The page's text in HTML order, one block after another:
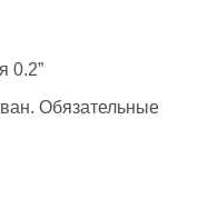
0.2”
Обязательные